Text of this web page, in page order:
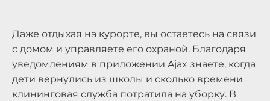
Даже отдыхая на курорте, вы остаетесь на связи
с домом и управляете его охраной. Благодаря
уведомлениям в приложении Ajax знаете, когда
дети вернулись из школы и сколько времени
клининговая служба потратила на уборку. В